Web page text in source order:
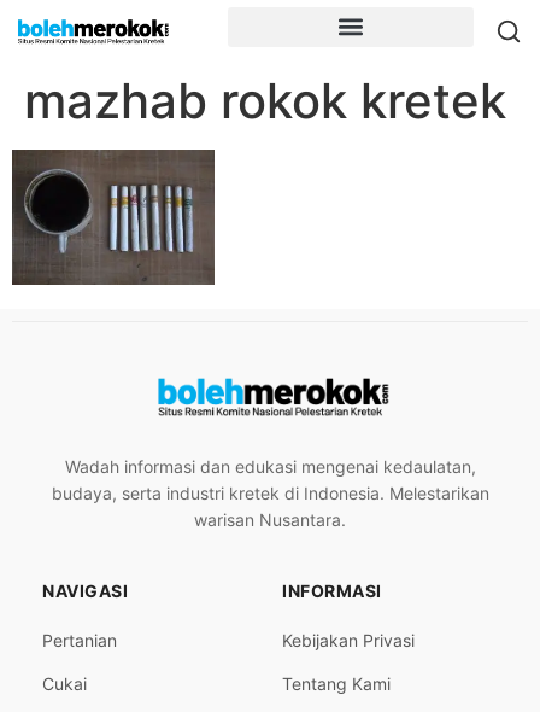
mazhab rokok kretek
Wadah informasi dan edukasi mengenai kedaulatan,
budaya, serta industri kretek di Indonesia. Melestarikan
warisan Nusantara.
NAVIGASI
Pertanian
Cukai
INFORMASI
Kebijakan Privasi
Tentang Kami